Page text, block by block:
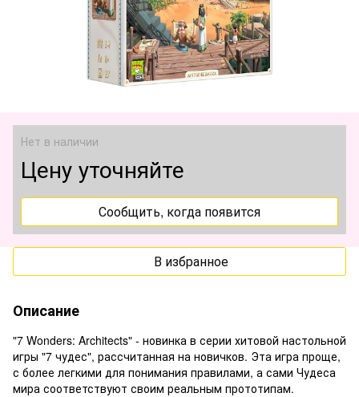
Нет в наличии
Цену уточняйте
Сообщить, когда появится
В избранное
Описание
"7 Wonders: Architects" - новинка в серии хитовой настольной
игры "7 чудес", рассчитанная на новичков. Эта игра проще,
с более легкими для понимания правилами, а сами Чудеса
мира соответствуют своим реальным прототипам.